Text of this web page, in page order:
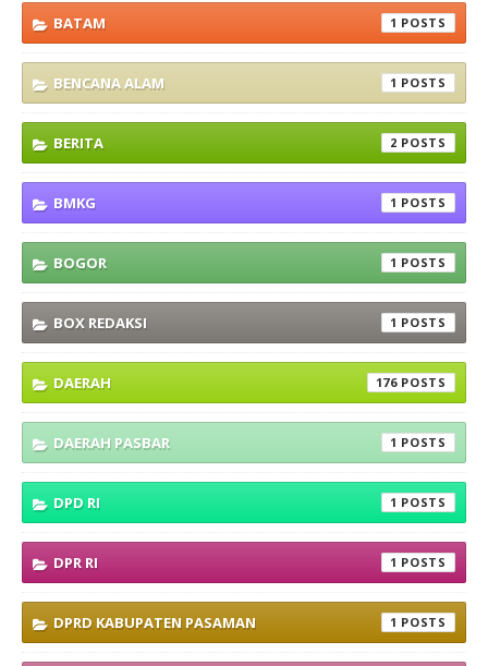
BATAM 1
BENCANA ALAM 1
BERITA 2
BMKG 1
BOGOR 1
BOX REDAKSI 1
DAERAH 176
DAERAH PASBAR 1
DPD RI 1
DPR RI 1
DPRD KABUPATEN PASAMAN 1